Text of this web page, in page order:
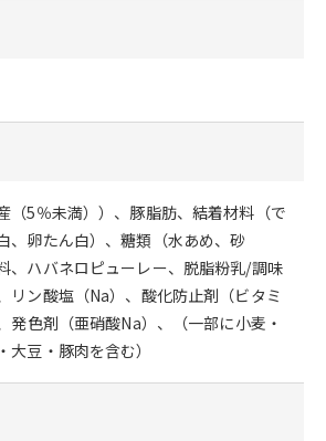
（5％未満））、豚脂肪、結着材料（で
、卵たん白）、糖類（水あめ、砂
、ハバネロピューレー、脱脂粉乳/調味
リン酸塩（Na）、酸化防止剤（ビタミ
発色剤（亜硝酸Na）、（一部に小麦・
豆・豚肉を含む）